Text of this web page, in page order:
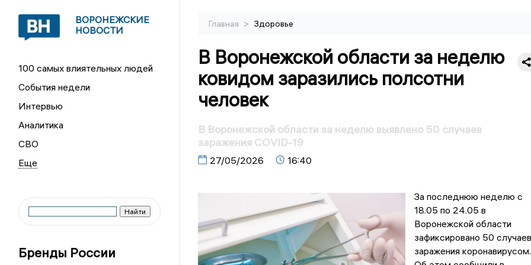
ВОРОНЕЖСКИЕ
НОВОСТИ
100 самых влиятельных людей
События недели
Интервью
Аналитика
СВО
Бренды России
Главная > Здоровье
В Воронежской области за неделю
ковидом заразились полсотни
человек
В Воронежской области за неделю выявлено 50 случаев
заражения COVID-19
27/05/2026 16:40
За последнюю неделю с
18.05 по 24.05 в
Воронежской области
зафиксировано 50 случаев
заражения коронавирусом.